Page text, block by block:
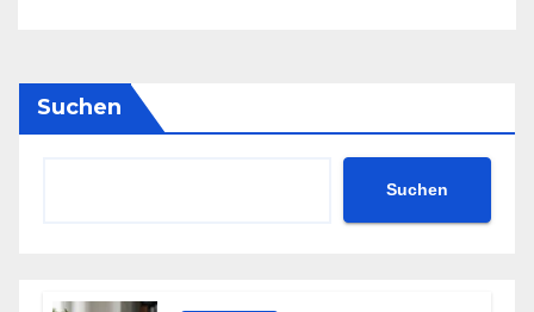
Suchen
Suchen